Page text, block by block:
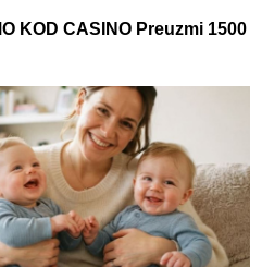
KOD CASINO Preuzmi 1500